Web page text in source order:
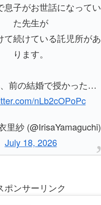
息子がお世話になってい
た先生が
て続けている託児所があ
ります。
前の結婚で授かった…
nLb2cOPoPc
紗 (@IrisaYamaguchi)
July 18, 2026
ポンサーリンク